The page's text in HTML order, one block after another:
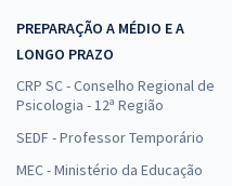
PREPARAÇÃO A MÉDIO E A
LONGO PRAZO
CRP SC - Conselho Regional de
Psicologia - 12ª Região
SEDF - Professor Temporário
MEC - Ministério da Educação